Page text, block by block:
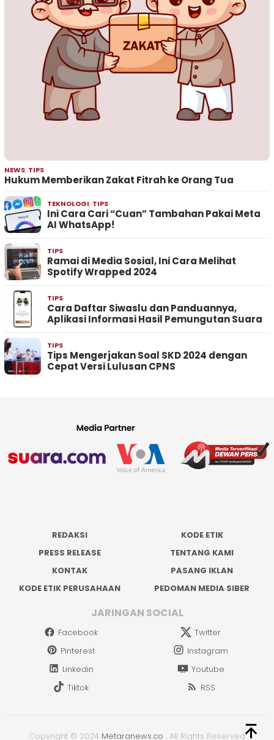
NEWS, TIPS
Hukum Memberikan Zakat Fitrah ke Orang Tua
TEKNOLOGI, TIPS
Ini Cara Cari “Cuan” Tambahan Pakai Meta
AI WhatsApp!
TIPS
Ramai di Media Sosial, Ini Cara Melihat
Spotify Wrapped 2024
TIPS
Cara Daftar Siwaslu dan Panduannya,
Aplikasi Informasi Hasil Pemungutan Suara
TIPS
Tips Mengerjakan Soal SKD 2024 dengan
Cepat Versi Lulusan CPNS
REDAKSI
KODE ETIK
PRESS RELEASE
TENTANG KAMI
KONTAK
PASANG IKLAN
KODE ETIK PERUSAHAAN
PEDOMAN MEDIA SIBER
JARINGAN SOCIAL
Facebook
Twitter
Pinterest
Instagram
Linkedin
Youtube
Tiktok
RSS
Copyright © 2024 Metaranews.co . All Rights Reserved